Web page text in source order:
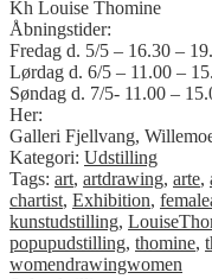
Kh Louise Thomine
Åbningstider:
Fredag d. 5/5 – 16.30 –
Lørdag d. 6/5 – 11.00 –
Søndag d. 7/5- 11.00 –
Her:
Galleri Fjellvang,
Kategori: Udstilling
Tags: art, artdrawing, arte,
chartist, Exhibition,
kunstudstilling,
popupudstilling, thomine,
womendrawingwomen